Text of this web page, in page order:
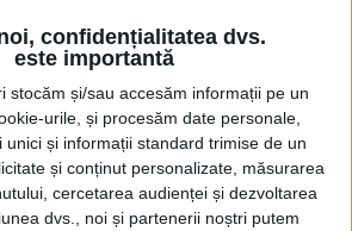
confidențialitatea dvs.
este importantă
stocăm și/sau accesăm informații pe un
urile, și procesăm date personale,
și informații standard trimise de un
și conținut personalizate, măsurarea
cercetarea audienței și dezvoltarea
dvs., noi și partenerii noștri putem
veniturile sînt mici. A
crescut prezența
produselor românești la
raft în urma Legii Donțu
11 FEBRUARIE, 2025
Ovidiu Donțu: Cine va avea
25% din voturi va cîștiga